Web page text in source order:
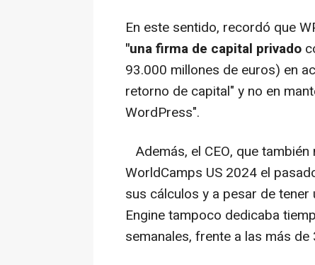
En este sentido, recordó que
"una firma de capital privado
93.000 millones de euros) en
retorno de capital" y no en
WordPress".
Además, el CEO, que
WorldCamps US 2024 el
sus cálculos y a pesar de
Engine tampoco dedicaba
semanales, frente a las más